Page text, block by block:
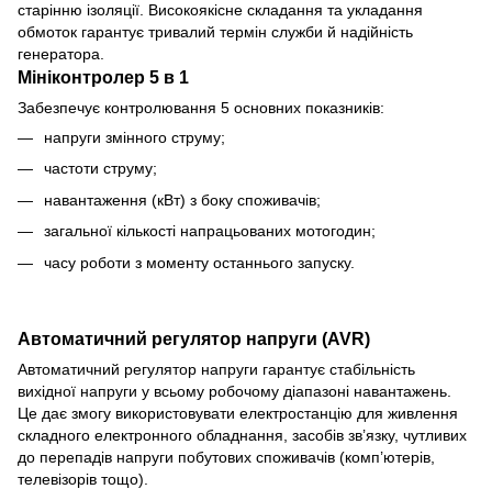
старінню ізоляції. Високоякісне складання та укладання
обмоток гарантує тривалий термін служби й надійність
генератора.
Мініконтролер 5 в 1
Забезпечує контролювання 5 основних показників:
напруги змінного струму;
частоти струму;
навантаження (кВт) з боку споживачів;
загальної кількості напрацьованих мотогодин;
часу роботи з моменту останнього запуску.
Автоматичний регулятор напруги (AVR)
Автоматичний регулятор напруги гарантує стабільність
вихідної напруги у всьому робочому діапазоні навантажень.
Це дає змогу використовувати електростанцію для живлення
складного електронного обладнання, засобів зв’язку, чутливих
до перепадів напруги побутових споживачів (комп’ютерів,
телевізорів тощо).